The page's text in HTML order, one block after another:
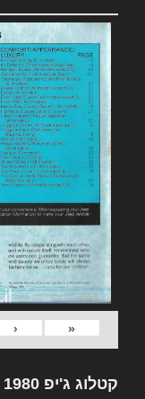
«
‹
קטלוג ג'יפ 1980